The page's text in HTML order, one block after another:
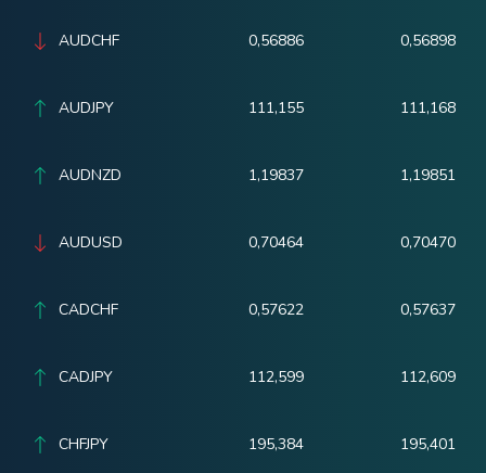
AUDCHF 0,56886 0,56898
AUDJPY 111,155 111,168
AUDNZD 1,19837 1,19851
AUDUSD 0,70464 0,70470
CADCHF 0,57622 0,57637
CADJPY 112,599 112,609
CHFJPY 195,384 195,401